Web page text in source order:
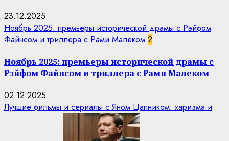
23.12.2025
Ноябрь 2025: премьеры исторической драмы с Рэйфом
Файнсом и триллера с Рами Малеком 2
Ноябрь 2025: премьеры исторической драмы с
Рэйфом Файнсом и триллера с Рами Малеком
02.12.2025
Лучшие фильмы и сериалы с Яном Цапником: харизма и